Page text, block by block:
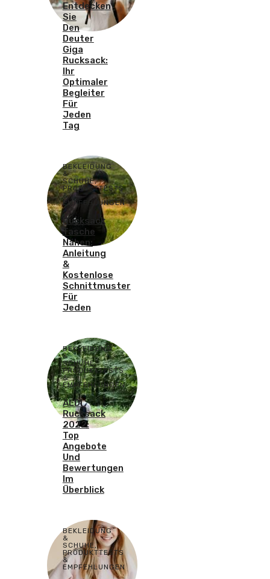
Entdecken
Sie
Den
Deuter
Giga
Rucksack:
Ihr
Optimaler
Begleiter
Für
Jeden
Tag
BEKLEIDUNG
&
SCHUHE,
PRODUKTTESTS
&
EMPFEHLUNGEN
Rucksack
Tasche
Nähen:
Anleitung
&
Kostenlose
Schnittmuster
Für
Jeden
BEKLEIDUNG
&
SCHUHE,
PRODUKTTESTS
&
EMPFEHLUNGEN
ALDI
Rucksack
2022:
Top
Angebote
Und
Bewertungen
Im
Überblick
BEKLEIDUNG
&
SCHUHE,
PRODUKTTESTS
&
EMPFEHLUNGEN